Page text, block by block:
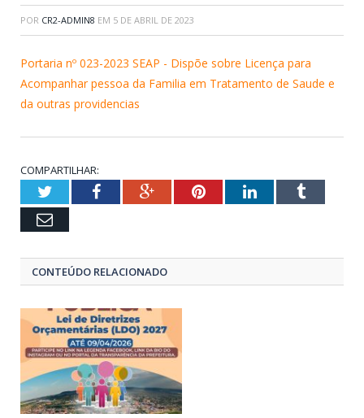
POR CR2-ADMIN8 EM 5 DE ABRIL DE 2023
Portaria nº 023-2023 SEAP - Dispõe sobre Licença para
Acompanhar pessoa da Familia em Tratamento de Saude e
da outras providencias
COMPARTILHAR:
TwitterFacebookGoogle+PinterestLinkedInTumblr
Email
CONTEÚDO RELACIONADO